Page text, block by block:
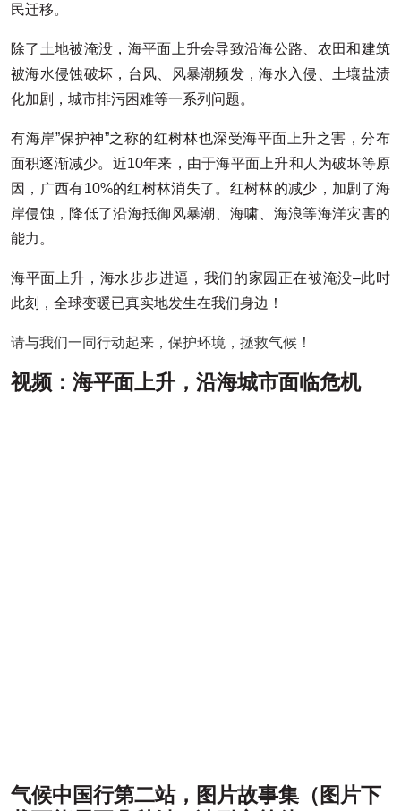
民迁移。
除了土地被淹没，海平面上升会导致沿海公路、农田和建筑
被海水侵蚀破坏，台风、风暴潮频发，海水入侵、土壤盐渍
化加剧，城市排污困难等一系列问题。
有海岸”保护神”之称的红树林也深受海平面上升之害，分布
面积逐渐减少。近10年来，由于海平面上升和人为破坏等原
因，广西有10%的红树林消失了。红树林的减少，加剧了海
岸侵蚀，降低了沿海抵御风暴潮、海啸、海浪等海洋灾害的
能力。
海平面上升，海水步步进逼，我们的家园正在被淹没–此时
此刻，全球变暖已真实地发生在我们身边！
请与我们一同行动起来，保护环境，拯救气候！
视频：海平面上升，沿海城市面临危机
气候中国行第二站，图片故事集（图片下